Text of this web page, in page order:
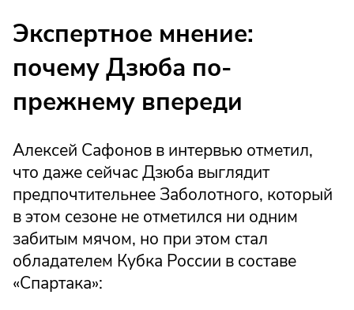
Экспертное мнение:
почему Дзюба по-
прежнему впереди
Алексей Сафонов в интервью отметил,
что даже сейчас Дзюба выглядит
предпочтительнее Заболотного, который
в этом сезоне не отметился ни одним
забитым мячом, но при этом стал
обладателем Кубка России в составе
«Спартака»: